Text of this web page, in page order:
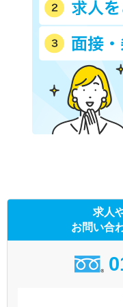
求人
お問い合